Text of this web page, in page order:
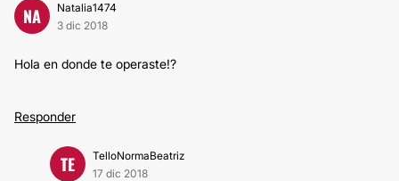
NA
Natalia1474
3 dic 2018
Hola en donde te operaste!?
Responder
TE
TelloNormaBeatriz
17 dic 2018